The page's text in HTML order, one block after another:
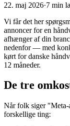
22. maj 2026·7 min
Vi får det her
annoncer for en
afhænger af din
nedenfor — med
kørt for danske
12 måneder.
De tre
Når folk siger
forskellige ting: